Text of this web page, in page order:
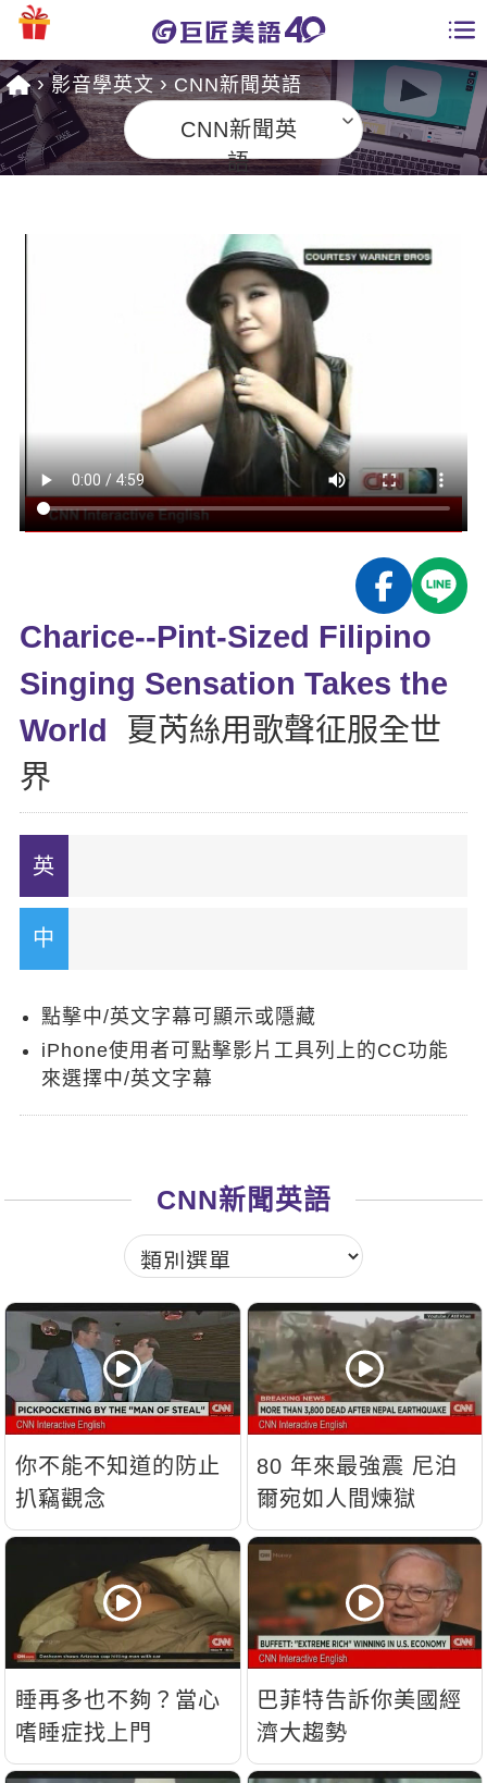
課程總覽
TOEIC 多益課程
IELTS 雅思課程
能力養成
自然發音
開口溜英文
旅遊英文
基礎字彙
英文文法技巧
特色課程
英語俱樂部
ECAM
Let's Talk
日語
韓語
西班牙語
更多
一對一家教
企業訓練
多益秒學堂
影音學英文
學習分享
學員故事
活動花絮
校園贊助
學員專區
Recruiting
影音學英文 CNN新聞英語
CNN新聞英
語
Charice--Pint-Sized Filipino
Singing Sensation Takes the
World
夏芮絲用歌聲征服全世
界
點擊中/英文字幕可顯示或隱藏
iPhone使用者可點擊影片工具列上的CC功能
來選擇中/英文字幕
CNN新聞英語
你不能不知道的防止
扒竊觀念
80 年來最強震 尼泊
爾宛如人間煉獄
睡再多也不夠？當心
嗜睡症找上門
巴菲特告訴你美國經
濟大趨勢